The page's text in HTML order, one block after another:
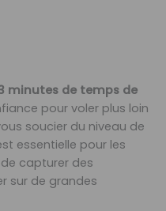
minutes de temps de
pour voler plus loin
soucier du niveau de
essentielle pour les
capturer des
sur de grandes